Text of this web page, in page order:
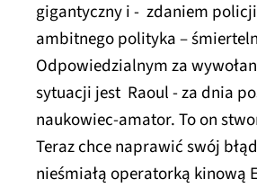
gigantyczny i - zdaniem
ambitnego polityka –
Odpowiedzialnym za
sytuacji jest Raoul - za dnia
naukowiec-amator. To on
Teraz chce naprawić swój
nieśmiałą operatorką kinową